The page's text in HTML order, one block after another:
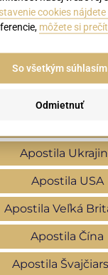
Apostila
Apostila
Apostila Rusko
Apostila
Apostila USA
Apostila Veľká
Apostila Čína
Apostila
cookies nájdete
môžete si
So všetkým súhlasím
Odmietnuť